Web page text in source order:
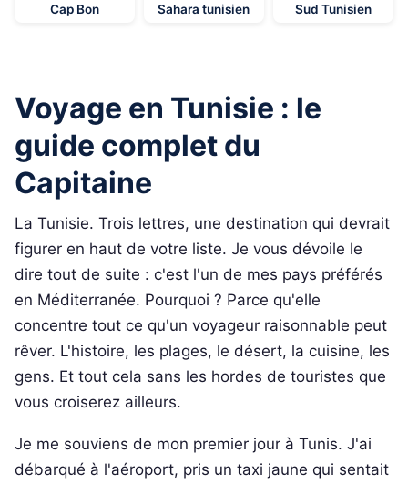
Cap Bon Sahara tunisien Sud Tunisien
Voyage en Tunisie : le
guide complet du
Capitaine
La Tunisie. Trois lettres, une destination qui devrait
figurer en haut de votre liste. Je vous dévoile le
dire tout de suite : c'est l'un de mes pays préférés
en Méditerranée. Pourquoi ? Parce qu'elle
concentre tout ce qu'un voyageur raisonnable peut
rêver. L'histoire, les plages, le désert, la cuisine, les
gens. Et tout cela sans les hordes de touristes que
vous croiserez ailleurs.
Je me souviens de mon premier jour à Tunis. J'ai
débarqué à l'aéroport, pris un taxi jaune qui sentait